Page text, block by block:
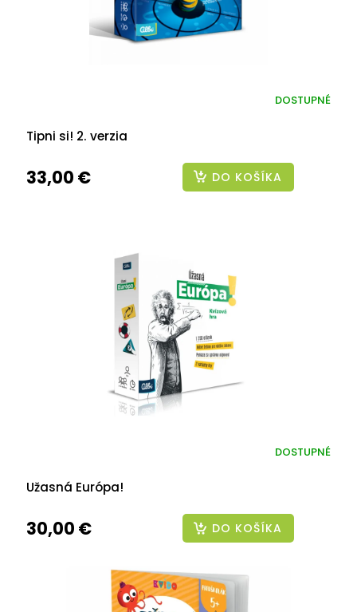
Tipni si! 2. verzia
DOSTUPNÉ
33,00 € DO KOŠÍKA
Užasná Európa!
DOSTUPNÉ
30,00 € DO KOŠÍKA